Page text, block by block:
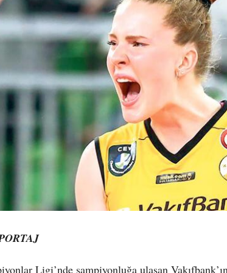
Ligi’nde şampiyonluğa ulaşan